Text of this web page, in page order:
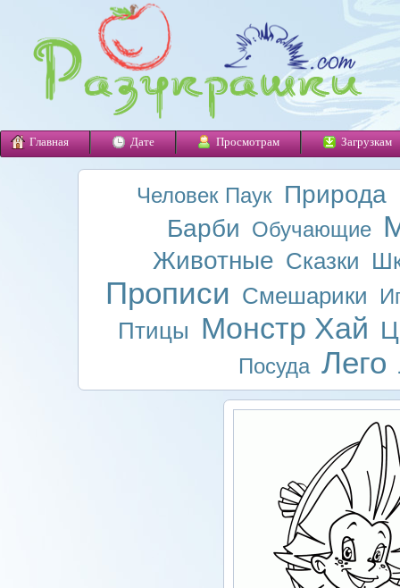
Главная Дате Просмотрам Загрузкам
Человек Паук Природа
Барби Обучающие
Животные Сказки
Прописи Смешарики
Птицы Монстр Хай
Посуда Лего